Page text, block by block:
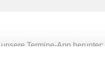
Termine-App herunter: